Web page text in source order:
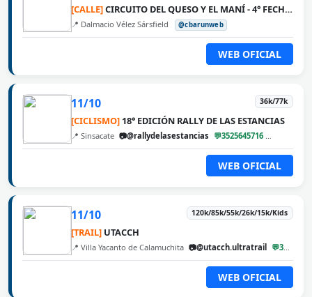
[CALLE]CIRCUITO DEL QUESO Y EL MANÍ - 4° FECHA DALMACIO VÉLEZ SÁRSFIELD
📍 Dalmacio Vélez Sársfield @cbarunweb
WEB OFICIAL
11/10 36k/77k
[CICLISMO] 18° EDICIÓN RALLY DE LAS ESTANCIAS
📍 Sinsacate 📷@rallydelasestancias 💬3525645716
WEB OFICIAL
11/10 120k/85k/55k/26k/15k/Kids
[TRAIL] UTACCH
📍 Villa Yacanto de Calamuchita 📷@utacch.ultratrail 💬3546560222
WEB OFICIAL